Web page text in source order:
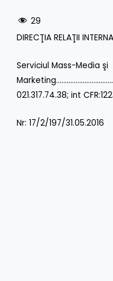
29
DIRECŢIA RELAŢII
Serviciul Mass-Media şi
021.317.74.38; int
Nr: 17/2/197/31.05.2016